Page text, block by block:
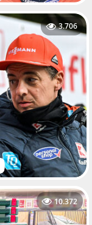
3.706
10.372